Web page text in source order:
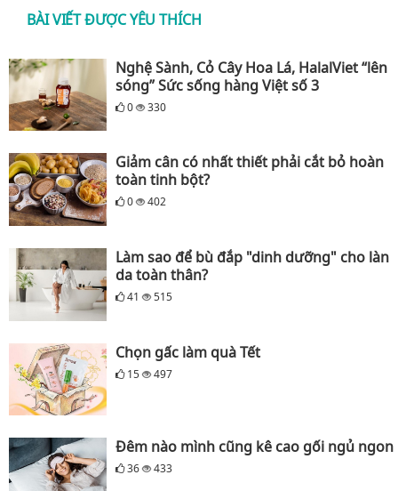
BÀI VIẾT ĐƯỢC YÊU THÍCH
Nghệ Sành, Cỏ Cây Hoa Lá, HalalViet “lên
sóng” Sức sống hàng Việt số 3
0 330
Giảm cân có nhất thiết phải cắt bỏ hoàn
toàn tinh bột?
0 402
Làm sao để bù đắp "dinh dưỡng" cho làn
da toàn thân?
41 515
Chọn gấc làm quà Tết
15 497
Đêm nào mình cũng kê cao gối ngủ ngon
36 433